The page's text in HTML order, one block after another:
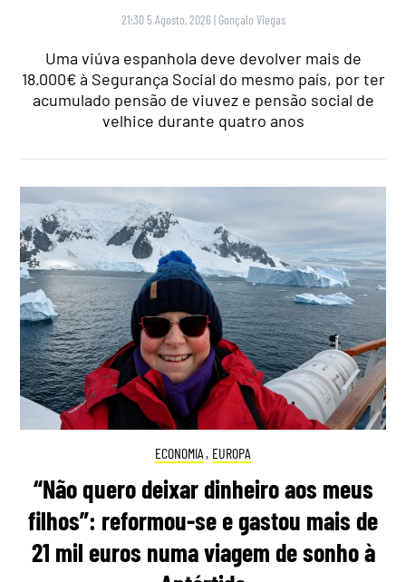
21:30 5 Agosto, 2026 | Gonçalo Viegas
Uma viúva espanhola deve devolver mais de
18.000€ à Segurança Social do mesmo país, por ter
acumulado pensão de viuvez e pensão social de
velhice durante quatro anos
ECONOMIA , EUROPA
“Não quero deixar dinheiro aos meus
filhos”: reformou-se e gastou mais de
21 mil euros numa viagem de sonho à